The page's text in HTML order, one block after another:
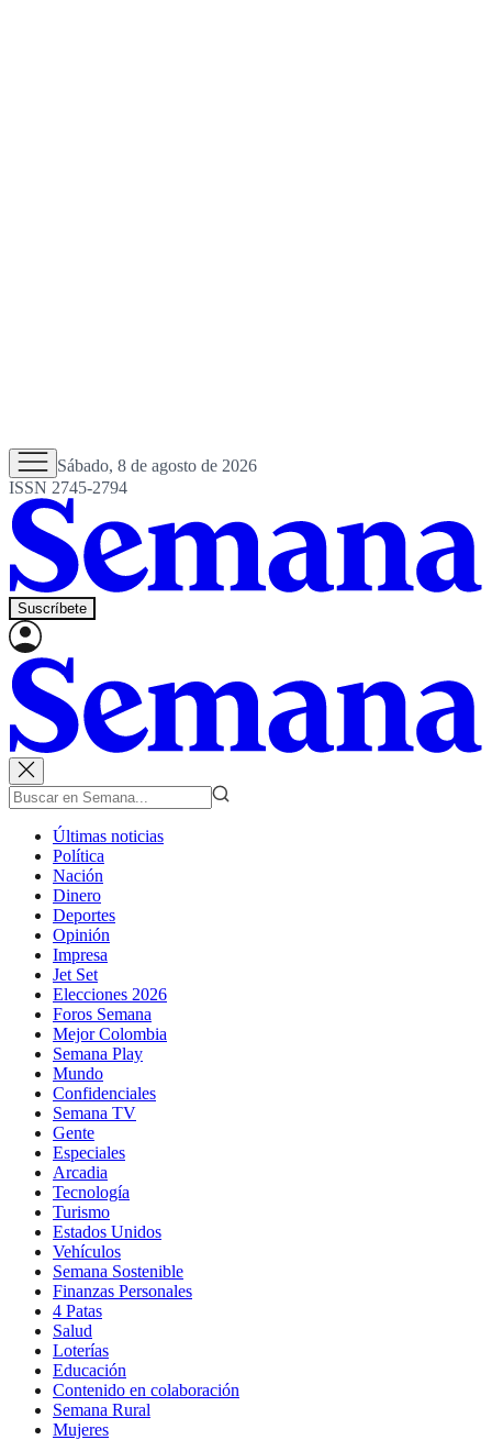
Sábado, 8 de agosto de 2026
ISSN 2745-2794
Suscríbete
Últimas noticias
Política
Nación
Dinero
Deportes
Opinión
Impresa
Jet Set
Elecciones 2026
Foros Semana
Mejor Colombia
Semana Play
Mundo
Confidenciales
Semana TV
Gente
Especiales
Arcadia
Tecnología
Turismo
Estados Unidos
Vehículos
Semana Sostenible
Finanzas Personales
4 Patas
Salud
Loterías
Educación
Contenido en colaboración
Semana Rural
Mujeres